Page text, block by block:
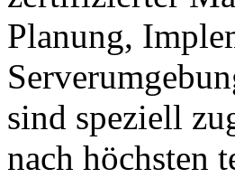
Planung,
sind speziell
nach höchsten